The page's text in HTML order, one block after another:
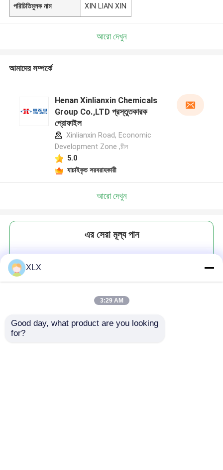
পরিচিতিমুলক নাম XIN LIAN XIN
আরো দেখুন
আমাদের সম্পর্কে
Henan Xinlianxin Chemicals
Group Co.,LTD প্রস্তুতকারক
প্রোফাইল
Xinlianxin Road, Economic
Development Zone ,চীন
5.0
যাচাইকৃত সরবরাহকারী
আরো দেখুন
এর সেরা মূল্য পান
XLX
3:29 AM
Good day, what product are you looking
for?